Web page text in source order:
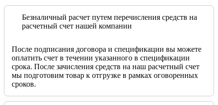
Безналичный расчет путем перечисления средств на
расчетный счет нашей компании
После подписания договора и спецификации вы можете
оплатить счет в течении указанного в спецификации
срока. После зачисления средств на наш расчетный счет
мы подготовим товар к отгрузке в рамках оговоренных
сроков.